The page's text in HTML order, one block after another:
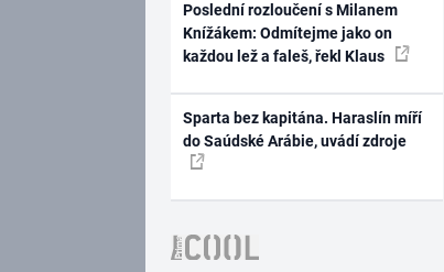
Poslední rozloučení s Milanem
Knížákem: Odmítejme jako on
každou lež a faleš, řekl Klaus
Sparta bez kapitána. Haraslín míří
do Saúdské Arábie, uvádí zdroje